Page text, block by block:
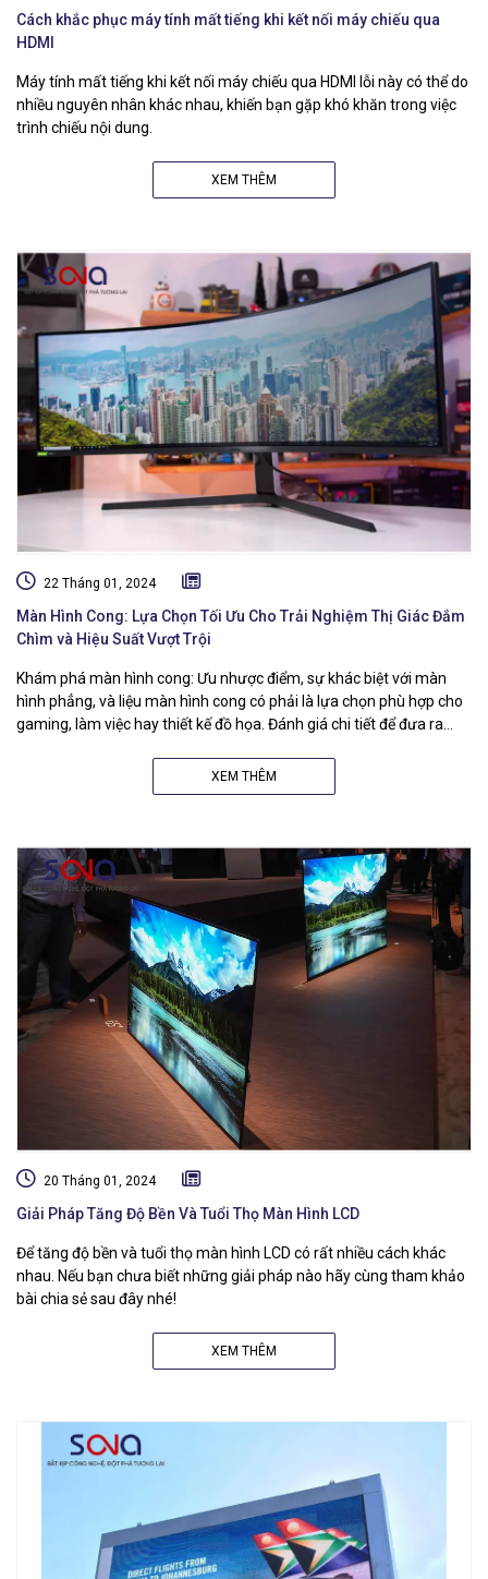
Cách khắc phục máy tính mất tiếng khi kết nối máy chiếu qua
HDMI
Máy tính mất tiếng khi kết nối máy chiếu qua HDMI lỗi này có thể do
nhiều nguyên nhân khác nhau, khiến bạn gặp khó khăn trong việc
trình chiếu nội dung.
XEM THÊM
22 Tháng 01, 2024
Màn Hình Cong: Lựa Chọn Tối Ưu Cho Trải Nghiệm Thị Giác Đắm
Chìm và Hiệu Suất Vượt Trội
Khám phá màn hình cong: Ưu nhược điểm, sự khác biệt với màn
hình phẳng, và liệu màn hình cong có phải là lựa chọn phù hợp cho
gaming, làm việc hay thiết kế đồ họa. Đánh giá chi tiết để đưa ra
XEM THÊM
20 Tháng 01, 2024
Giải Pháp Tăng Độ Bền Và Tuổi Thọ Màn Hình LCD
Để tăng độ bền và tuổi thọ màn hình LCD có rất nhiều cách khác
nhau. Nếu bạn chưa biết những giải pháp nào hãy cùng tham khảo
bài chia sẻ sau đây nhé!
XEM THÊM